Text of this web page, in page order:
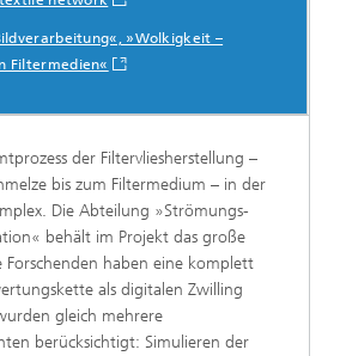
»Wolkigkeit –
Filtermedien«
der Filtervliesherstellung –
bis zum Filtermedium – in der
Die Abteilung »Strömungs-
behält im Projekt das große
Forschenden haben eine komplett
als digitalen Zwilling
gleich mehrere
berücksichtigt: Simulieren der